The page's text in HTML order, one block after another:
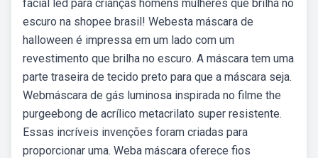
facial led para crianças homens mulheres que brilha no
escuro na shopee brasil! Webesta máscara de
halloween é impressa em um lado com um
revestimento que brilha no escuro. A máscara tem uma
parte traseira de tecido preto para que a máscara seja.
Webmáscara de gás luminosa inspirada no filme the
purgeebong de acrílico metacrilato super resistente.
Essas incríveis invenções foram criadas para
proporcionar uma. Weba máscara oferece fios